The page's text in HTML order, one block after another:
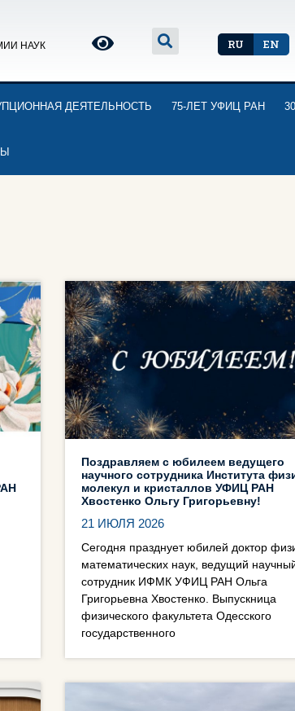
НАУК
RU EN
ДЕЯТЕЛЬНОСТЬ 75-ЛЕТ УФИЦ РАН
Поздравляем с юбилеем ведущего
научного сотрудника Института
молекул и кристаллов УФИЦ РАН
Хвостенко Ольгу Григорьевну!
21 ИЮЛЯ 2026
Сегодня празднует юбилей доктор
математических наук, ведущий
сотрудник ИФМК УФИЦ РАН Ольга
Григорьевна Хвостенко. Выпускница
физического факультета Одесского
государственного